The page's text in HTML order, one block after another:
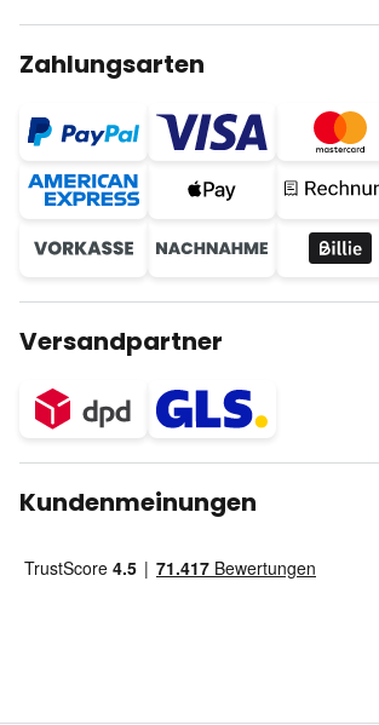
Zahlungsarten
Versandpartner
Kundenmeinungen